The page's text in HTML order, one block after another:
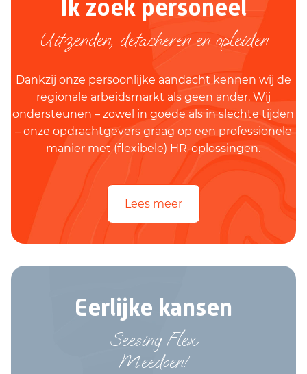
Ik zoek personeel
Uitzenden, detacheren en opleiden
Dankzij onze persoonlijke aandacht kennen wij de
regionale arbeidsmarkt als geen ander. Wij
ondersteunen – zowel in goede als in slechte tijden
– onze opdrachtgevers graag op een professionele
manier met (flexibele) HR-oplossingen.
Lees meer
Eerlijke kansen
Seesing Flex
Meedoen!